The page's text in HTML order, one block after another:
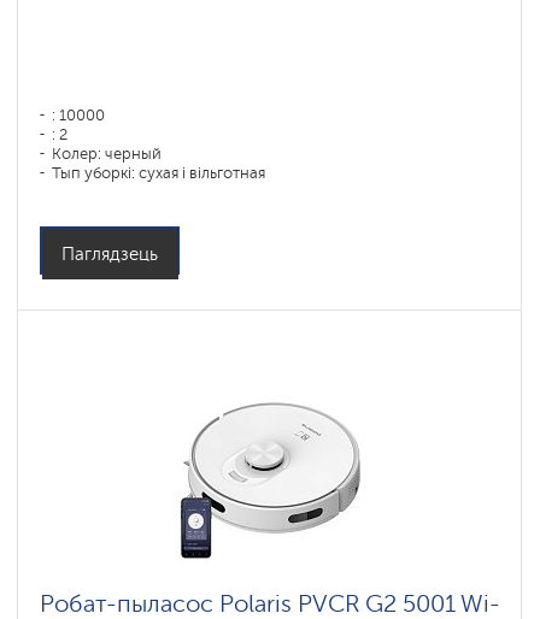
: 10000
: 2
Колер: черный
Тып уборкі: сухая і вільготная
Паглядзець
Робат-пыласос Polaris PVCR G2 5001 Wi-